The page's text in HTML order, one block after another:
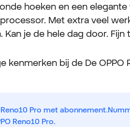
hoeken en een
Met extra veel
Kan je de hele dag door. Fijn
kenmerken bij de De OPPO
Reno10 Pro met abonnement.
Reno10 Pro.